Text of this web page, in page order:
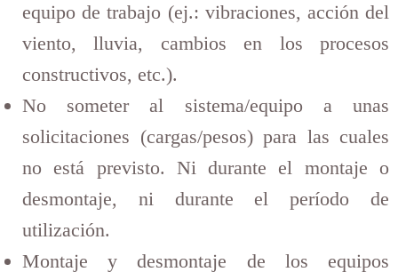
equipo de trabajo (ej.: vibraciones, acción del
viento, lluvia, cambios en los procesos
constructivos, etc.).
No someter al sistema/equipo a unas
solicitaciones (cargas/pesos) para las cuales
no está previsto. Ni durante el montaje o
desmontaje, ni durante el período de
utilización.
Montaje y desmontaje de los equipos